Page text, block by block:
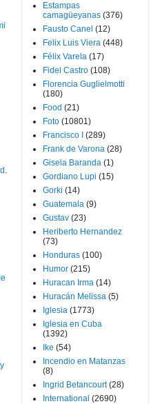
Estampas
camagüeyanas (376)
Fausto Canel (12)
Felix Luis Viera (448)
Félix Varela (17)
Fidel Castro (108)
Florencia Guglielmotti
(180)
Food (21)
Foto (10801)
Francisco I
(289)
Frank de Varona (28)
Gisela Baranda (1)
Gordiano Lupi (15)
Gorki (14)
Guatemala (9)
Gustav (23)
Heriberto Hernandez
(73)
Honduras (100)
Humor (215)
Huracan Irma (14)
Huracán Melissa (5)
Iglesia (1773)
Iglesia en Cuba
(1392)
Ike (54)
Incendio en Matanzas
(8)
Ingrid Betancourt (28)
International (2690)